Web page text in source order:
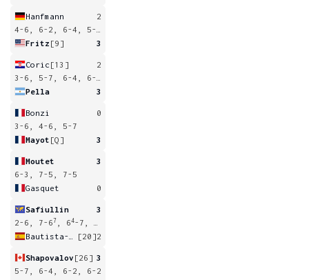
Hanfmann
2
Fritz [9] 3
Coric [13]
2
Pella
3
Bonzi
0
3-6, 4-6, 5-7
Mayot [Q] 3
Moutet
3
6-3, 7-5, 7-5
Gasquet
0
Safiullin
3
2-6, 7-67 , 64-7, 6-4, 7-5
[20]2
Shapovalov [26] 3
5-7, 6-4, 6-2, 6-2